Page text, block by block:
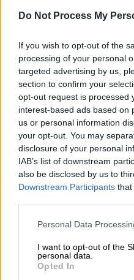
Do Not Process My
If you wish to opt-out of the
processing of your personal
targeted advertising by us,
section to confirm your
opt-out request is processed
interest-based ads based on
us or personal information
your opt-out. You may
disclosure of your personal
IAB’s list of downstream
also be disclosed by us to
Downstream Participants that
Please note that this
not limited to your visit or
grant or deny consent to
use your data for below
Personal Data
I want to opt-out of the
personal data.
Opted In
μία κουβέρτα, τον
Πάνω της υπήρχαν
ήταν έγκυος στο